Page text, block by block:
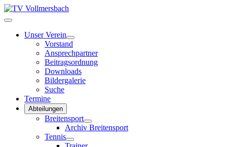
Unser Verein
Vorstand
Ansprechpartner
Beitragsordnung
Downloads
Bildergalerie
Suche
Termine
Abteilungen
Breitensport
Archiv Breitensport
Tennis